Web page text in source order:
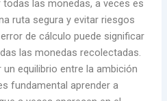
las monedas, a veces es
ruta segura y evitar riesgos
de cálculo puede significar
las monedas recolectadas.
equilibrio entre la ambición
fundamental aprender a